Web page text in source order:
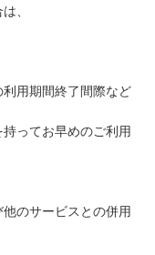
、
用期間終了間際など
ってお早めのご利用
のサービスとの併用